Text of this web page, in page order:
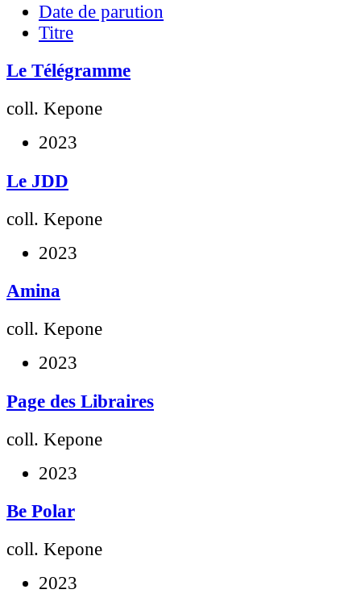
Date de parution
Titre
Le Télégramme
coll. Kepone
2023
Le JDD
coll. Kepone
2023
Amina
coll. Kepone
2023
Page des Libraires
coll. Kepone
2023
Be Polar
coll. Kepone
2023